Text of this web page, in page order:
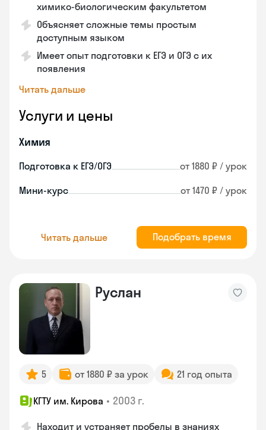
химико-биологическим факультетом
Объясняет сложные темы простым
доступным языком
Имеет опыт подготовки к ЕГЭ и ОГЭ с их
появления
Читать дальше
Услуги и цены
Химия
Подготовка к ЕГЭ/ОГЭ от 1880 ₽ / урок
Мини-курс от 1470 ₽ / урок
Читать дальше Подобрать время
Руслан
5 от 1880 ₽ за урок 21 год опыта
КГТУ им. Кирова • 2003 г.
Находит и устраняет пробелы в знаниях